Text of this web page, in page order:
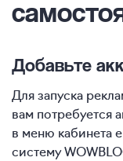
Добавьте
Для запуска
вам потребуется
в меню кабинета
систему